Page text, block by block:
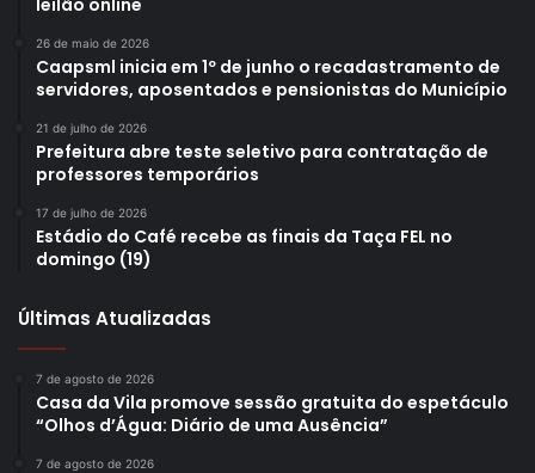
2009, por meio de uma resolução da Agência Nacional de
Vigilância Sanitária (Anvisa) RDC 46/2009.
Gostei
Etiquetas cessação do tabagismo
Programa Municipal de combate ao Tabagismo
26 de maio de 2026
Caapsml inicia em 1º de junho o recadastramento de
servidores, aposentados e pensionistas do Município
21 de julho de 2026
Prefeitura abre teste seletivo para contratação de
professores temporários
17 de julho de 2026
Estádio do Café recebe as finais da Taça FEL no
domingo (19)
Últimas Atualizadas
7 de agosto de 2026
Casa da Vila promove sessão gratuita do espetáculo
“Olhos d’Água: Diário de uma Ausência”
7 de agosto de 2026